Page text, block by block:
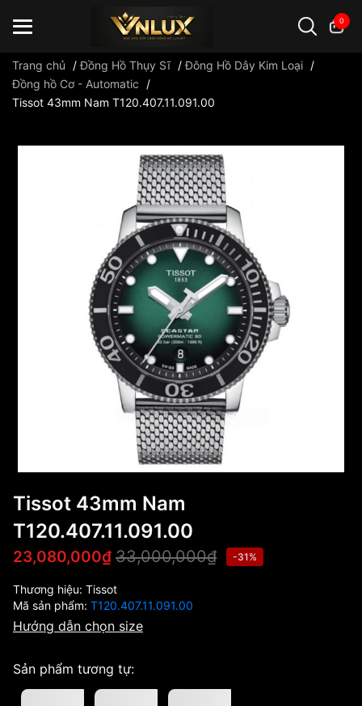
0
Đồng hồ casio đồng hồ G-Shock đồng hồ Orient
Trang chủ /Đồng Hồ Thụy Sĩ /Đông Hồ Dây Kim Loại /
Đồng hồ Cơ - Automatic
/
Tissot 43mm Nam T120.407.11.091.00
Tissot 43mm Nam
T120.407.11.091.00
23,080,000₫ 33,000,000₫ -31%
Thương hiệu: Tissot
Mã sản phẩm: T120.407.11.091.00
Hướng dẫn chọn size
Sản phẩm tương tự: